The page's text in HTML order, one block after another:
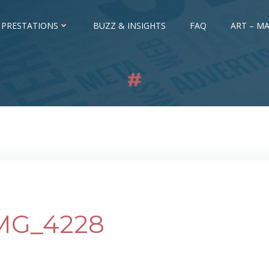
BUZZ & INSIGHTS FAQ ART –